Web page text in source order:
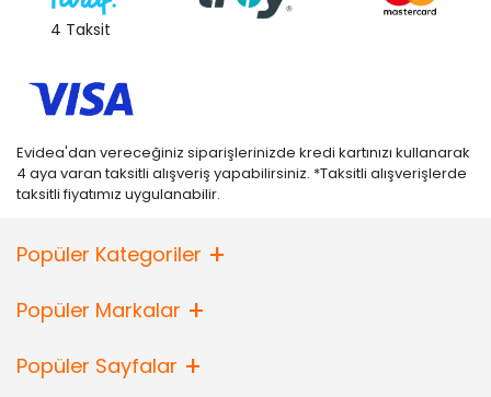
4 Taksit
Evidea'dan vereceğiniz siparişlerinizde kredi kartınızı kullanarak
4 aya varan taksitli alışveriş yapabilirsiniz. *Taksitli alışverişlerde
taksitli fiyatımız uygulanabilir.
Popüler Kategoriler
Popüler Markalar
Popüler Sayfalar